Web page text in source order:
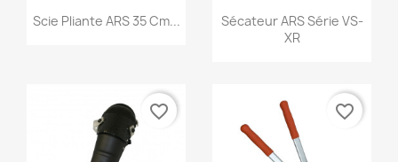
Aperçu rapide
Scie Pliante ARS 35 Cm... Aperçu rapide
Sécateur ARS Série VS-
XR
favorite_border favorite_border